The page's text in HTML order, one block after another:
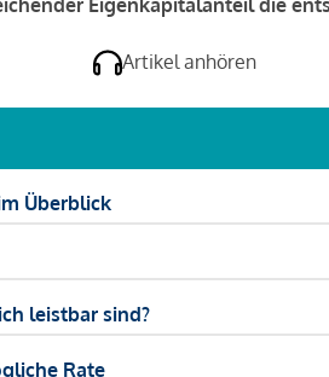
Eigenkapitalanteil die
Artikel anhören
Überblick
leistbar sind?
Rate